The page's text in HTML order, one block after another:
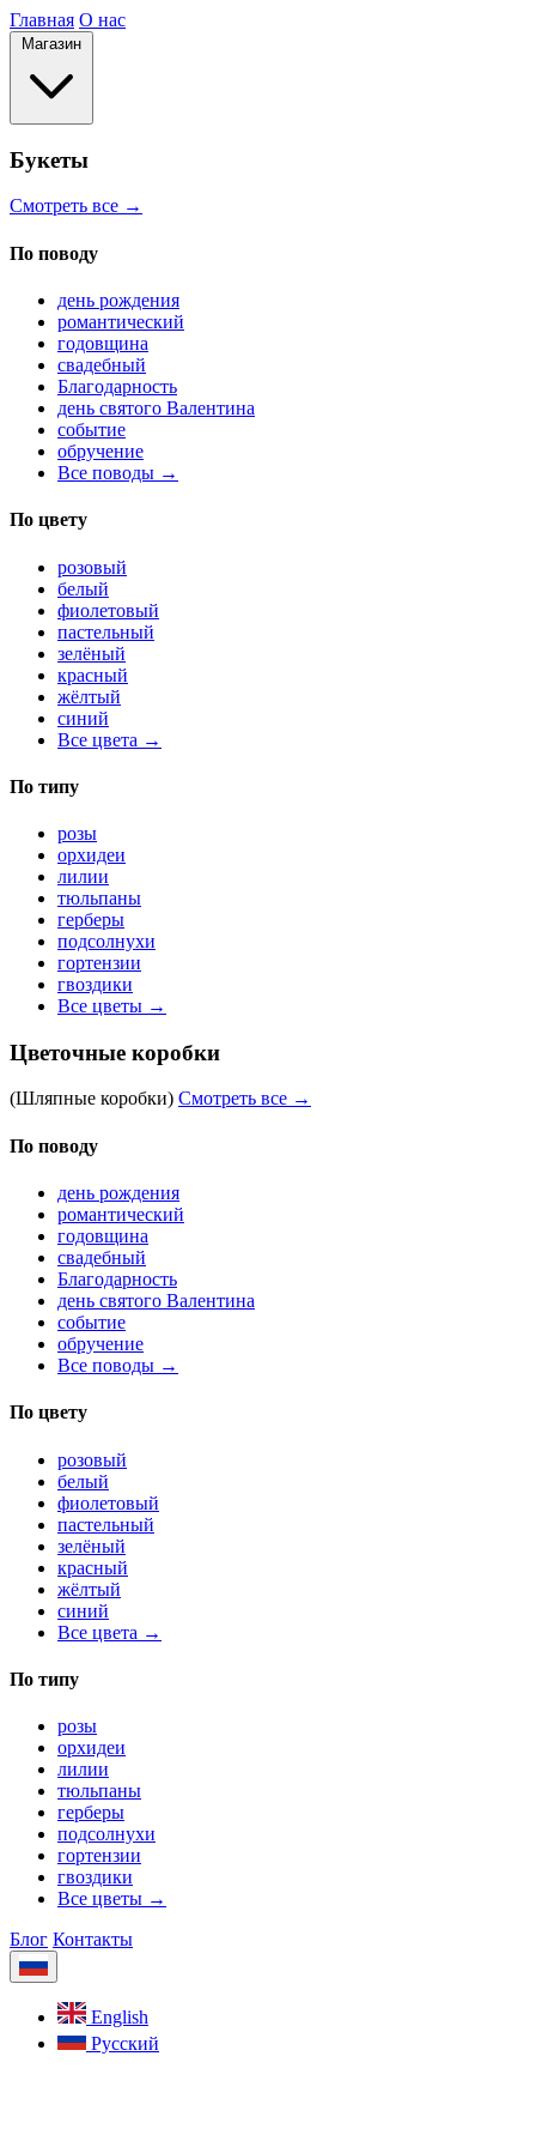
Главная О нас
Магазин
Букеты
Смотреть все →
По поводу
день рождения
романтический
годовщина
свадебный
Благодарность
день святого Валентина
событие
обручение
Все поводы →
По цвету
розовый
белый
фиолетовый
пастельный
зелёный
красный
жёлтый
синий
Все цвета →
По типу
розы
орхидеи
лилии
тюльпаны
герберы
подсолнухи
гортензии
гвоздики
Все цветы →
Цветочные коробки
(Шляпные коробки) Смотреть все →
По поводу
день рождения
романтический
годовщина
свадебный
Благодарность
день святого Валентина
событие
обручение
Все поводы →
По цвету
розовый
белый
фиолетовый
пастельный
зелёный
красный
жёлтый
синий
Все цвета →
По типу
розы
орхидеи
лилии
тюльпаны
герберы
подсолнухи
гортензии
гвоздики
Все цветы →
Блог Контакты
English
Русский